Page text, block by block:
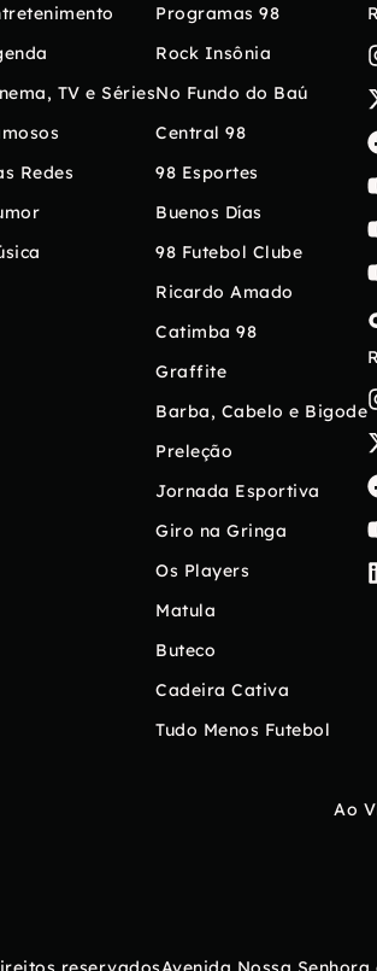
TV e Séries
Redes
Programas 98
Rock Insônia
No Fundo do Baú
Central 98
98 Esportes
Buenos Días
98 Futebol Clube
Ricardo Amado
Catimba 98
Graffite
Barba, Cabelo e Bigode
Preleção
Jornada Esportiva
Giro na Gringa
Os Players
Matula
Buteco
Cadeira Cativa
Tudo Menos Futebol
Ao